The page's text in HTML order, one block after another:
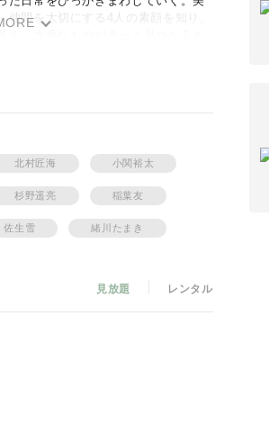
仲間を大切にする4人の素顔を知り、
美月。全国大会で永久と亜哉が対峙
北村匠海 小関裕太
杉野遥亮 稲葉友
佐生雪 緒川たまき
見放題 レンタル